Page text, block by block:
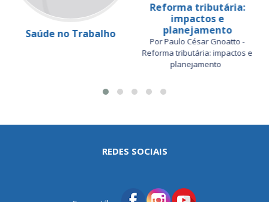
Saúde no Trabalho
Reforma tributária:
impactos e
planejamento
Por Paulo César Gnoatto -
Reforma tributária: impactos e
planejamento
REDES SOCIAIS